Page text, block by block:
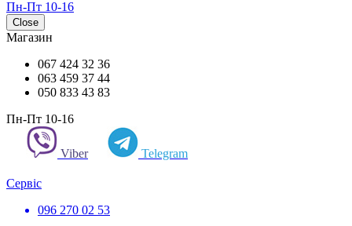
Пн-Пт 10-16
Close
Магазин
067 424 32 36
063 459 37 44
050 833 43 83
Пн-Пт 10-16
Viber Telegram
Сервіс
096 270 02 53